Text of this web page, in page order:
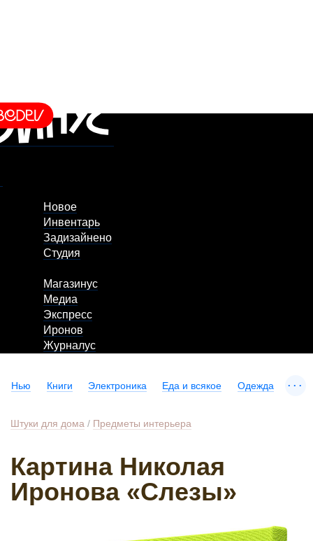
Новое
Инвентарь
Задизайнено
Студия
Магазинус
Медиа
Экспресс
Иронов
Журналус
Нью Книги Электроника Еда и всякое Одежда ...
Штуки для дома / Предметы интерьера
Картина Николая
Иронова «Слезы»